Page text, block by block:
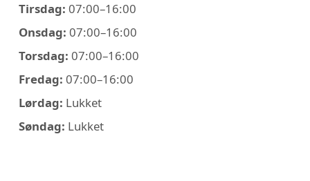
Tirsdag: 07:00–16:00
Onsdag: 07:00–16:00
Torsdag: 07:00–16:00
Fredag: 07:00–16:00
Lørdag: Lukket
Søndag: Lukket